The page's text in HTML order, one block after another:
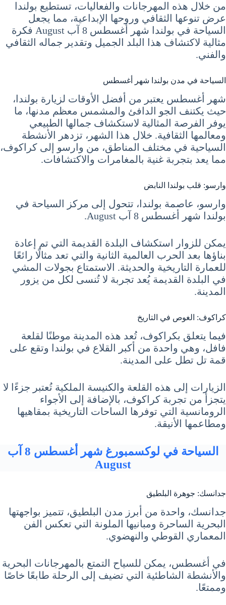
من خلال هذه المهرجانات والفعاليات، تستطيع بولندا
عرض تنوعها الثقافي وروحها الإبداعية، مما يجعل
السياحة في بولندا شهر أغسطس 8 آب August فكرة
مثالية لاكتشاف هذا البلد الجميل وتقدير جماله الثقافي
والفني.
السياحة في مدن بولندا شهر أغسطس
شهر أغسطس يعتبر من أفضل الأوقات لزيارة بولندا،
حيث يكتنف الجو الدافئ والمشمس معظم مدنها، ما
يوفر الفرصة المثالية لاستكشاف جمالها الطبيعي
ومعالمها الثقافية. خلال هذا الشهر، تزدهر الأنشطة
السياحية في مختلف المناطق، من وارسو إلى كراكوف،
مما يعد بتجربة غنية بالمغامرات والاكتشافات.
وارسو: قلب بولندا النابض
وارسو، عاصمة بولندا، تتحول إلى مركز السياحة في
بولندا شهر أغسطس 8 آب August.
يمكن للزوار استكشاف البلدة القديمة التي تم إعادة
بناؤها بعد الحرب العالمية الثانية والتي تعد مثالًا رائعًا
للعمارة التاريخية والحديثة. الاستمتاع بجولات المشي
في البلدة القديمة يُعد تجربة لا تُنسى لكل من يزور
المدينة.
كراكوف: الغوص في التاريخ
فيما يتعلق بكراكوف، تُعد هذه المدينة موطنًا لقلعة
فافل، وهي واحدة من أكبر القلاع في بولندا وتقع على
قمة تل تطل على المدينة.
الزيارات إلى هذه القلعة والكنيسة الملكية تُعتبر جزءًا لا
يتجزأ من تجربة كراكوف، بالإضافة إلى الأجواء
الرومانسية التي توفرها الساحات التاريخية بمقاهيها
ومطاعمها الأنيقة.
السياحة في لوكسمبورغ شهر أغسطس 8 آب
August
جدانسك: جوهرة البلطيق
جدانسك، واحدة من أبرز مدن البلطيق، تتميز بواجهتها
البحرية الساحرة ومبانيها الملونة التي تعكس الفن
المعماري القوطي والنهضوي.
في أغسطس، يمكن للسياح التمتع بالمهرجانات البحرية
والأنشطة الشاطئية التي تضيف إلى الرحلة طابعًا خاصًا
وممتعًا.